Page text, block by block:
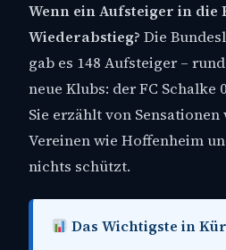
Wenn ein Aufsteiger in
Wiederabstieg? Die
gab es 148 Aufsteiger –
neue Klubs: der FC
Sie erzählt von
Vereinen wie Hoffenheim
nichts schützt.
Das Wichtigste in